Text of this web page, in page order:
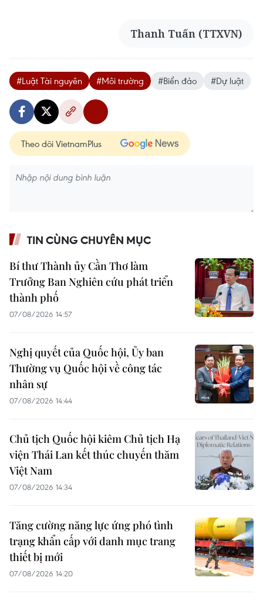
Thanh Tuấn (TTXVN)
#Luật Tài nguyên #Môi trường #Biển đảo #Dự luật
Theo dõi VietnamPlus
TIN CÙNG CHUYÊN MỤC
Bí thư Thành ủy Cần Thơ làm
Trưởng Ban Nghiên cứu phát triển
thành phố
07/08/2026 14:57
Nghị quyết của Quốc hội, Ủy ban
Thường vụ Quốc hội về công tác
nhân sự
07/08/2026 14:44
Chủ tịch Quốc hội kiêm Chủ tịch Hạ
viện Thái Lan kết thúc chuyến thăm
Việt Nam
07/08/2026 14:34
Tăng cường năng lực ứng phó tình
trạng khẩn cấp với danh mục trang
thiết bị mới
07/08/2026 14:20